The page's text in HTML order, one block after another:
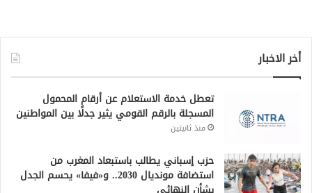
أخر الاخبار
تعطل خدمة الاستعلام عن أرقام المحمول
المسجلة بالرقم القومي يثير جدلًا بين المواطنين
منذ ثانيتين
حزب إسباني يطالب باستبعاد المغرب من
استضافة مونديال 2030.. و«فيفا» يحسم الجدل